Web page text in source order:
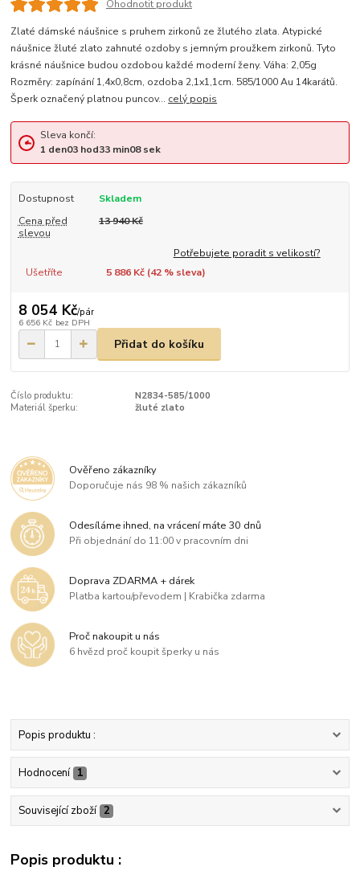
Ohodnotit produkt
Zlaté dámské náušnice s pruhem zirkonů ze žlutého zlata. Atypické
náušnice žluté zlato zahnuté ozdoby s jemným proužkem zirkonů. Tyto
krásné náušnice budou ozdobou každé moderní ženy. Váha: 2,05g
Rozměry: zapínání 1,4x0,8cm, ozdoba 2,1x1,1cm. 585/1000 Au 14karátů.
Šperk označený platnou puncov... celý popis
Sleva končí:
1 den03hod33min08sek
Dostupnost
Skladem
Cena před
slevou
13 940 Kč
Potřebujete poradit s velikostí?
Ušetříte
5 886 Kč (42% sleva)
8 054 Kč/pár
6 656 Kč bez DPH
Přidat do košíku
Číslo produktu:
N2834-585/1000
Materiál šperku:
žluté zlato
Ověřeno zákazníky
Doporučuje nás 98 % našich zákazníků
Odesíláme ihned, na vrácení máte 30 dnů
Při objednání do 11:00 v pracovním dni
Doprava ZDARMA + dárek
Platba kartou/převodem | Krabička zdarma
Proč nakoupit u nás
6 hvězd proč koupit šperky u nás
Popis produktu :
Hodnocení 1
Související zboží 2
Popis produktu :